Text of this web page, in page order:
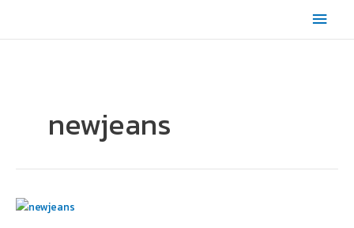
content
Main
newjeans
รู้จัก